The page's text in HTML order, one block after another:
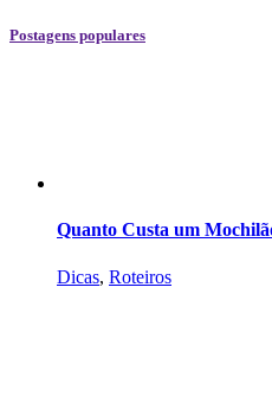
Postagens populares
Quanto Custa um
Dicas, Roteiros